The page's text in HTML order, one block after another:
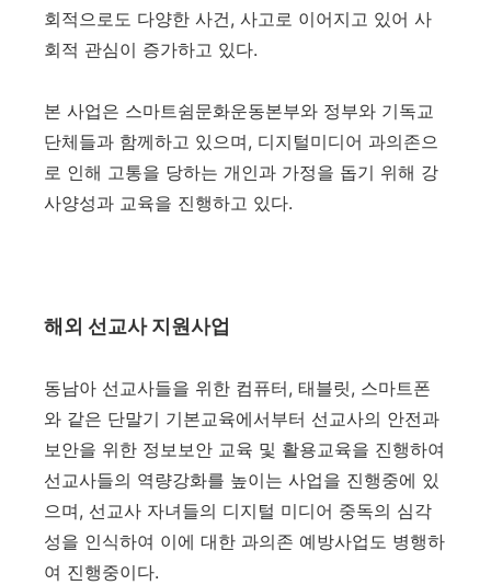
회적으로도 다양한 사건, 사고로 이어지고 있어 사
회적 관심이 증가하고 있다.
본 사업은 스마트쉼문화운동본부와 정부와 기독교
단체들과 함께하고 있으며, 디지털미디어 과의존으
로 인해 고통을 당하는 개인과 가정을 돕기 위해 강
사양성과 교육을 진행하고 있다.
해외 선교사 지원사업
동남아 선교사들을 위한 컴퓨터, 태블릿, 스마트폰
와 같은 단말기 기본교육에서부터 선교사의 안전과
보안을 위한 정보보안 교육 및 활용교육을 진행하여
선교사들의 역량강화를 높이는 사업을 진행중에 있
으며, 선교사 자녀들의 디지털 미디어 중독의 심각
성을 인식하여 이에 대한 과의존 예방사업도 병행하
여 진행중이다.